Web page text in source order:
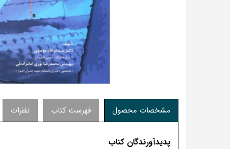
مشخصات محصول فهرست کتاب نظرات
پدیدآورندگان کتاب